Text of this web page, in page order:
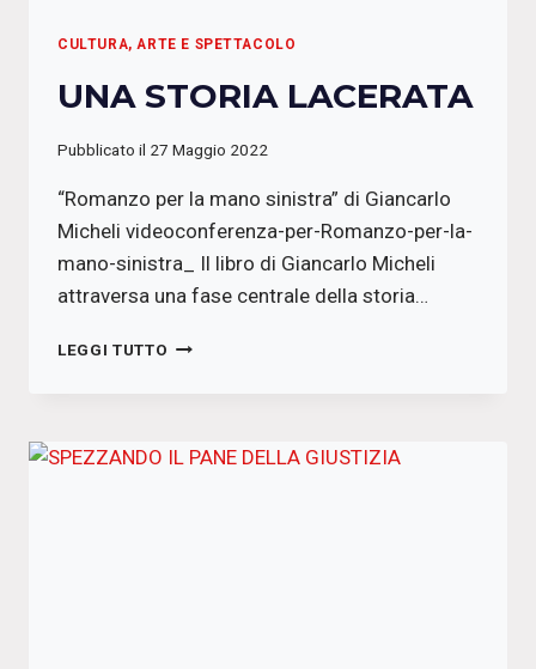
CULTURA, ARTE E SPETTACOLO
UNA STORIA LACERATA
Pubblicato il 27 Maggio 2022
“Romanzo per la mano sinistra” di Giancarlo
Micheli videoconferenza-per-Romanzo-per-la-
mano-sinistra_ Il libro di Giancarlo Micheli
attraversa una fase centrale della storia…
LEGGI TUTTO UNA